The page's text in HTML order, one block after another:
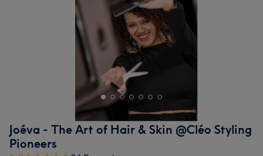
Joéva - The Art of Hair & Skin @Cléo Styling
Pioneers